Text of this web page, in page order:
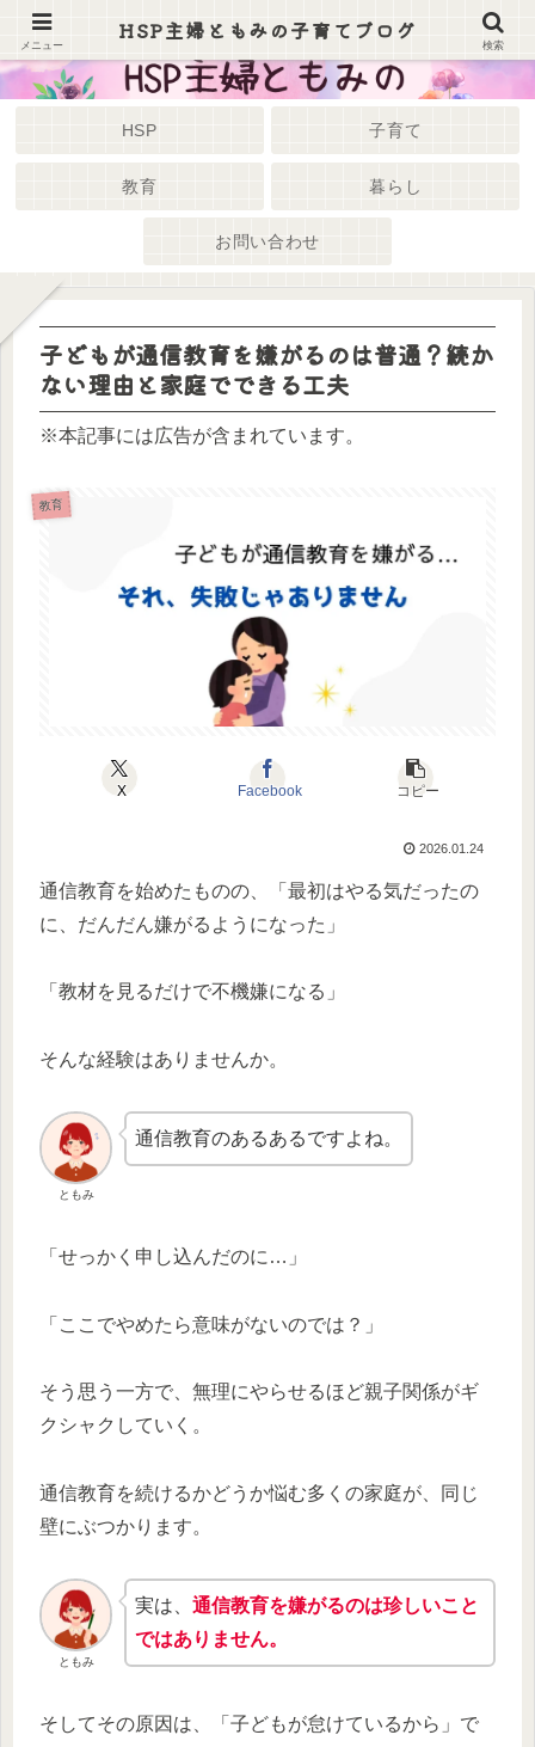
HSP 子育て
教育 暮らし
お問い合わせ
子どもが通信教育を嫌がるのは普通？続か
ない理由と家庭でできる工夫
※本記事には広告が含まれています。
教育
X Facebook コピー
2026.01.24
通信教育を始めたものの、「最初はやる気だったの
に、だんだん嫌がるようになった」
「教材を見るだけで不機嫌になる」
そんな経験はありませんか。
ともみ
通信教育のあるあるですよね。
「せっかく申し込んだのに…」
「ここでやめたら意味がないのでは？」
そう思う一方で、無理にやらせるほど親子関係がギ
クシャクしていく。
通信教育を続けるかどうか悩む多くの家庭が、同じ
壁にぶつかります。
ともみ
実は、通信教育を嫌がるのは珍しいこと
ではありません。
そしてその原因は、「子どもが怠けているから」で
メニュー
HSP主婦ともみの子育てブログ
検索